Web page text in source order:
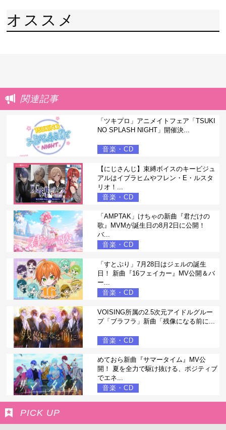
オススメ
関連記事
「ツキプロ」アニメイトフェア「TSUKI
NO SPLASH NIGHT」開催決...
音楽・CD
【にじさんじ】束縛ボイスのキービジュ
アルはイブラヒムやフレン・E・ルスタ
リオ！...
音楽・CD
「AMPTAK」けちゃの新曲『君だけの
歌』MVMが誕生日の8月2日に公開！
バ...
音楽・CD
「すとぷり」7月28日はジェルの誕生
日！ 新曲『16フェイカー』MV公開＆バ
ー...
音楽・CD
VOISING所属の2.5次元アイドルグルー
プ「ブラフラ」新曲「残像になる前に...
音楽・CD
めておら新曲『サマータイム』MV公
開！ 夏を全力で駆け抜ける、ポジティブ
でエネ...
音楽・CD
PICK UP